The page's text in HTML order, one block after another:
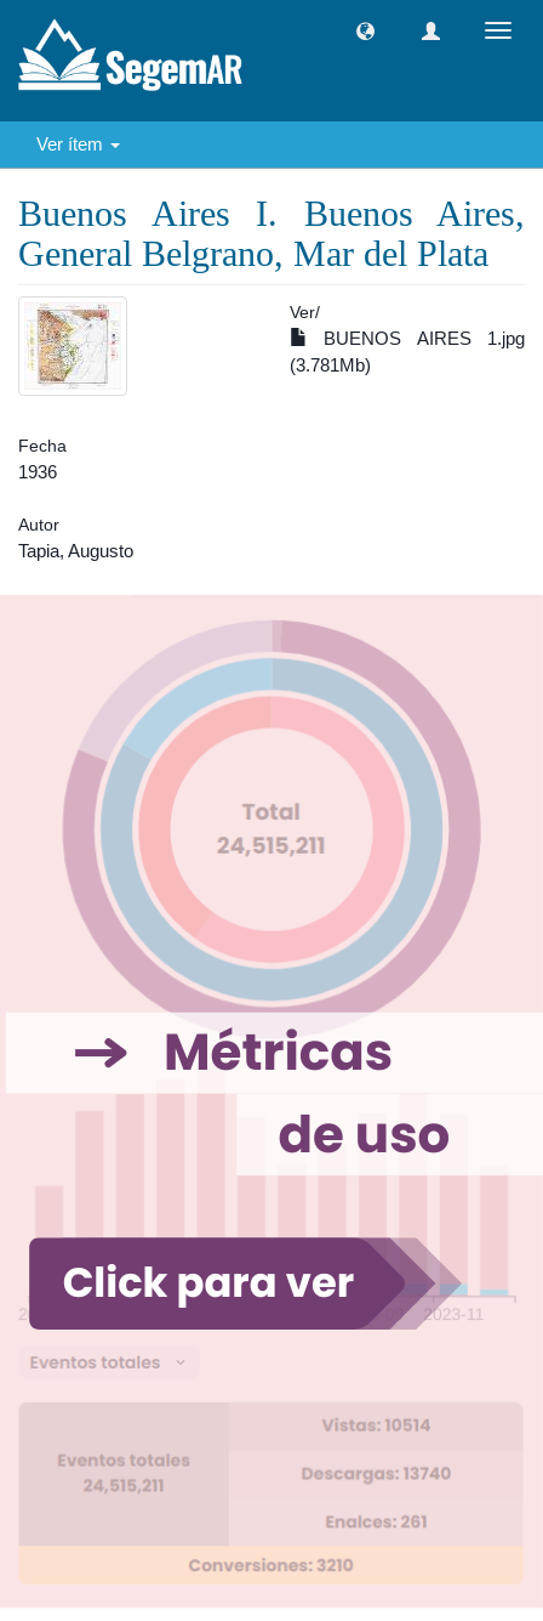
Ver ítem
Buenos Aires I. Buenos Aires,
General Belgrano, Mar del Plata
Ver/
BUENOS AIRES 1.jpg
(3.781Mb)
Fecha
1936
Autor
Tapia, Augusto